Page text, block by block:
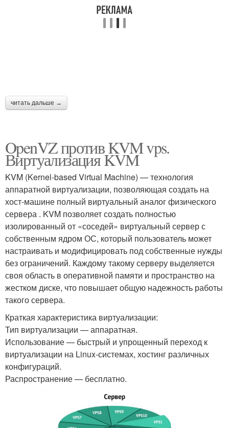
читать дальше →
OpenVZ против KVM vps.
Виртуализация KVM
KVM (Kernel-based Virtual Machine) — технология
аппаратной виртуализации, позволяющая создать на
хост-машине полный виртуальный аналог физического
сервера . KVM позволяет создать полностью
изолированный от «соседей» виртуальный сервер с
собственным ядром ОС, который пользователь может
настраивать и модифицировать под собственные нужды
без ограничений. Каждому такому серверу выделяется
своя область в оперативной памяти и пространство на
жестком диске, что повышает общую надежность работы
такого сервера.
Краткая характеристика виртуализации:
Тип виртуализации — аппаратная.
Использование — быстрый и упрощенный переход к
виртуализации на Linux-системах, хостинг различных
конфигураций.
Распространение — бесплатно.